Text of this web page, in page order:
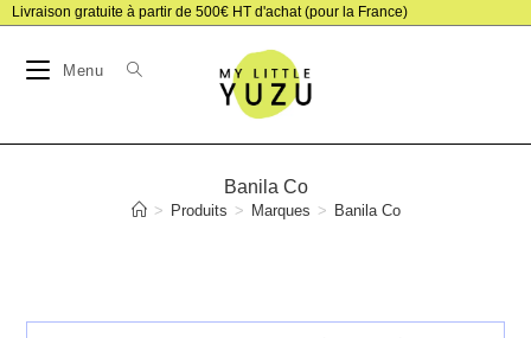
Skip
content
Livraison gratuite à partir de 500€ HT d'achat (pour la France)
Menu
Banila Co
> Produits > Marques > Banila Co